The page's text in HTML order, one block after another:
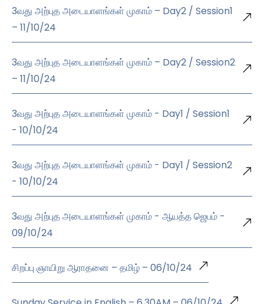
3வது அற்புத அடையாளங்கள் முகாம் – Day2 / Session1
– 11/10/24
3வது அற்புத அடையாளங்கள் முகாம் – Day2 / Session2
– 11/10/24
3வது அற்புத அடையாளங்கள் முகாம் - Day1 / Session1
- 10/10/24
3வது அற்புத அடையாளங்கள் முகாம் - Day1 / Session2
- 10/10/24
3வது அற்புத அடையாளங்கள் முகாம் - ஆயத்த ஜெபம் -
09/10/24
சிறப்பு ஞாயிறு ஆராதனை – தமிழ் – 06/10/24